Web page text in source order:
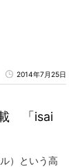
2014年7月25日
載 「isai
）という高